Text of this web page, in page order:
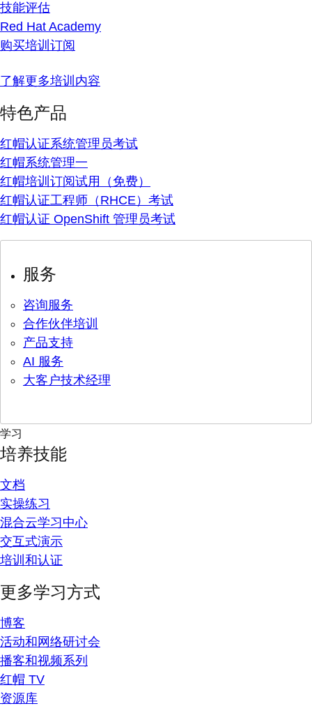
技能评估
Red Hat Academy
购买培训订阅
了解更多培训内容
特色产品
红帽认证系统管理员考试
红帽系统管理一
红帽培训订阅试用（免费）
红帽认证工程师（RHCE）考试
红帽认证 OpenShift 管理员考试
服务
咨询服务
合作伙伴培训
产品支持
AI 服务
大客户技术经理
学习
培养技能
文档
实操练习
混合云学习中心
交互式演示
培训和认证
更多学习方式
博客
活动和网络研讨会
播客和视频系列
红帽 TV
资源库